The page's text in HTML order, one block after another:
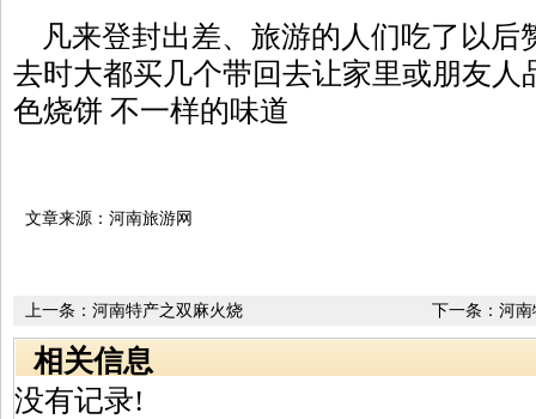
凡来登封出差、旅游的人们吃了以后
去时大都买几个带回去让家里或朋友人
色烧饼 不一样的味道
文章来源：河南旅游网
下一条： 河南
上一条： 河南特产之双麻火烧
相关信息
没有记录!